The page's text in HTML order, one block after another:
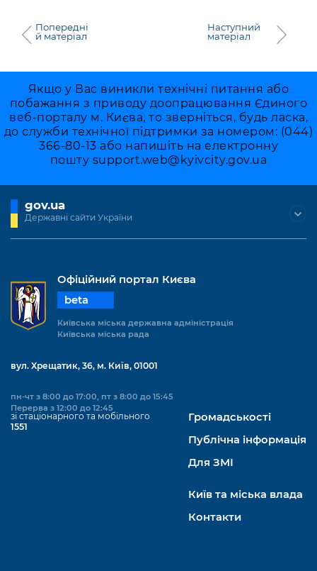
Попередні
й матеріал
Наступний
матеріал
Якщо у Вас виникли технічні питання або
побажання з приводу доопрацювання Єдиного
веб-порталу м. Києва, то зверніться, будь ласка,
до служби технічної підтримки за номером: (044)
366-80-13 або напишіть на електронну
пошту support.web@kyivcity.gov.ua
gov.ua
Державні сайти України
Офіційний портал Києва
beta
Київська міська державна адміністрація
Київська міська рада
вул. Хрещатик, 36, м. Київ, 01001
пн-чт з 8:00 до 17:00, пт з 8:00 до 15:45
Перерва з 12:00 до 12:45
зі стаціонарного та мобільного
1551
Громадськості
Публічна інформація
Для ЗМІ
Київ та міська влада
Контакти